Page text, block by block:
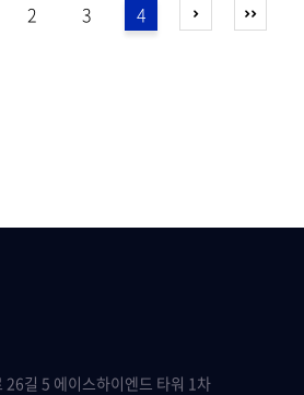
2 3 4
26길 5 에이스하이엔드 타워 1차